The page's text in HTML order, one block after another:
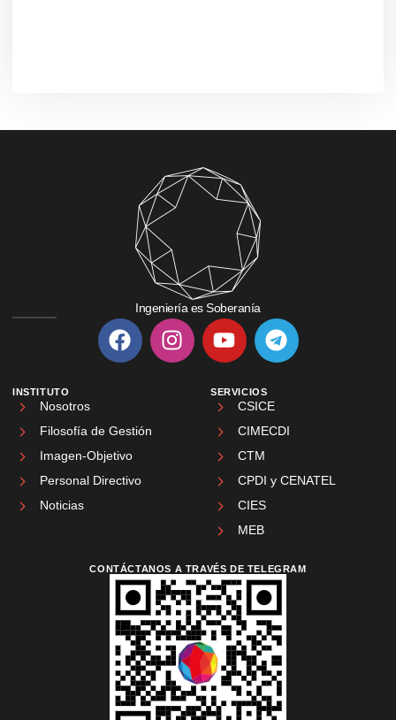
Ingeniería es Soberanía
INSTITUTO
Nosotros
Filosofía de Gestión
Imagen-Objetivo
Personal Directivo
Noticias
SERVICIOS
CSICE
CIMECDI
CTM
CPDI y CENATEL
CIES
MEB
CONTÁCTANOS A TRAVÉS DE TELEGRAM